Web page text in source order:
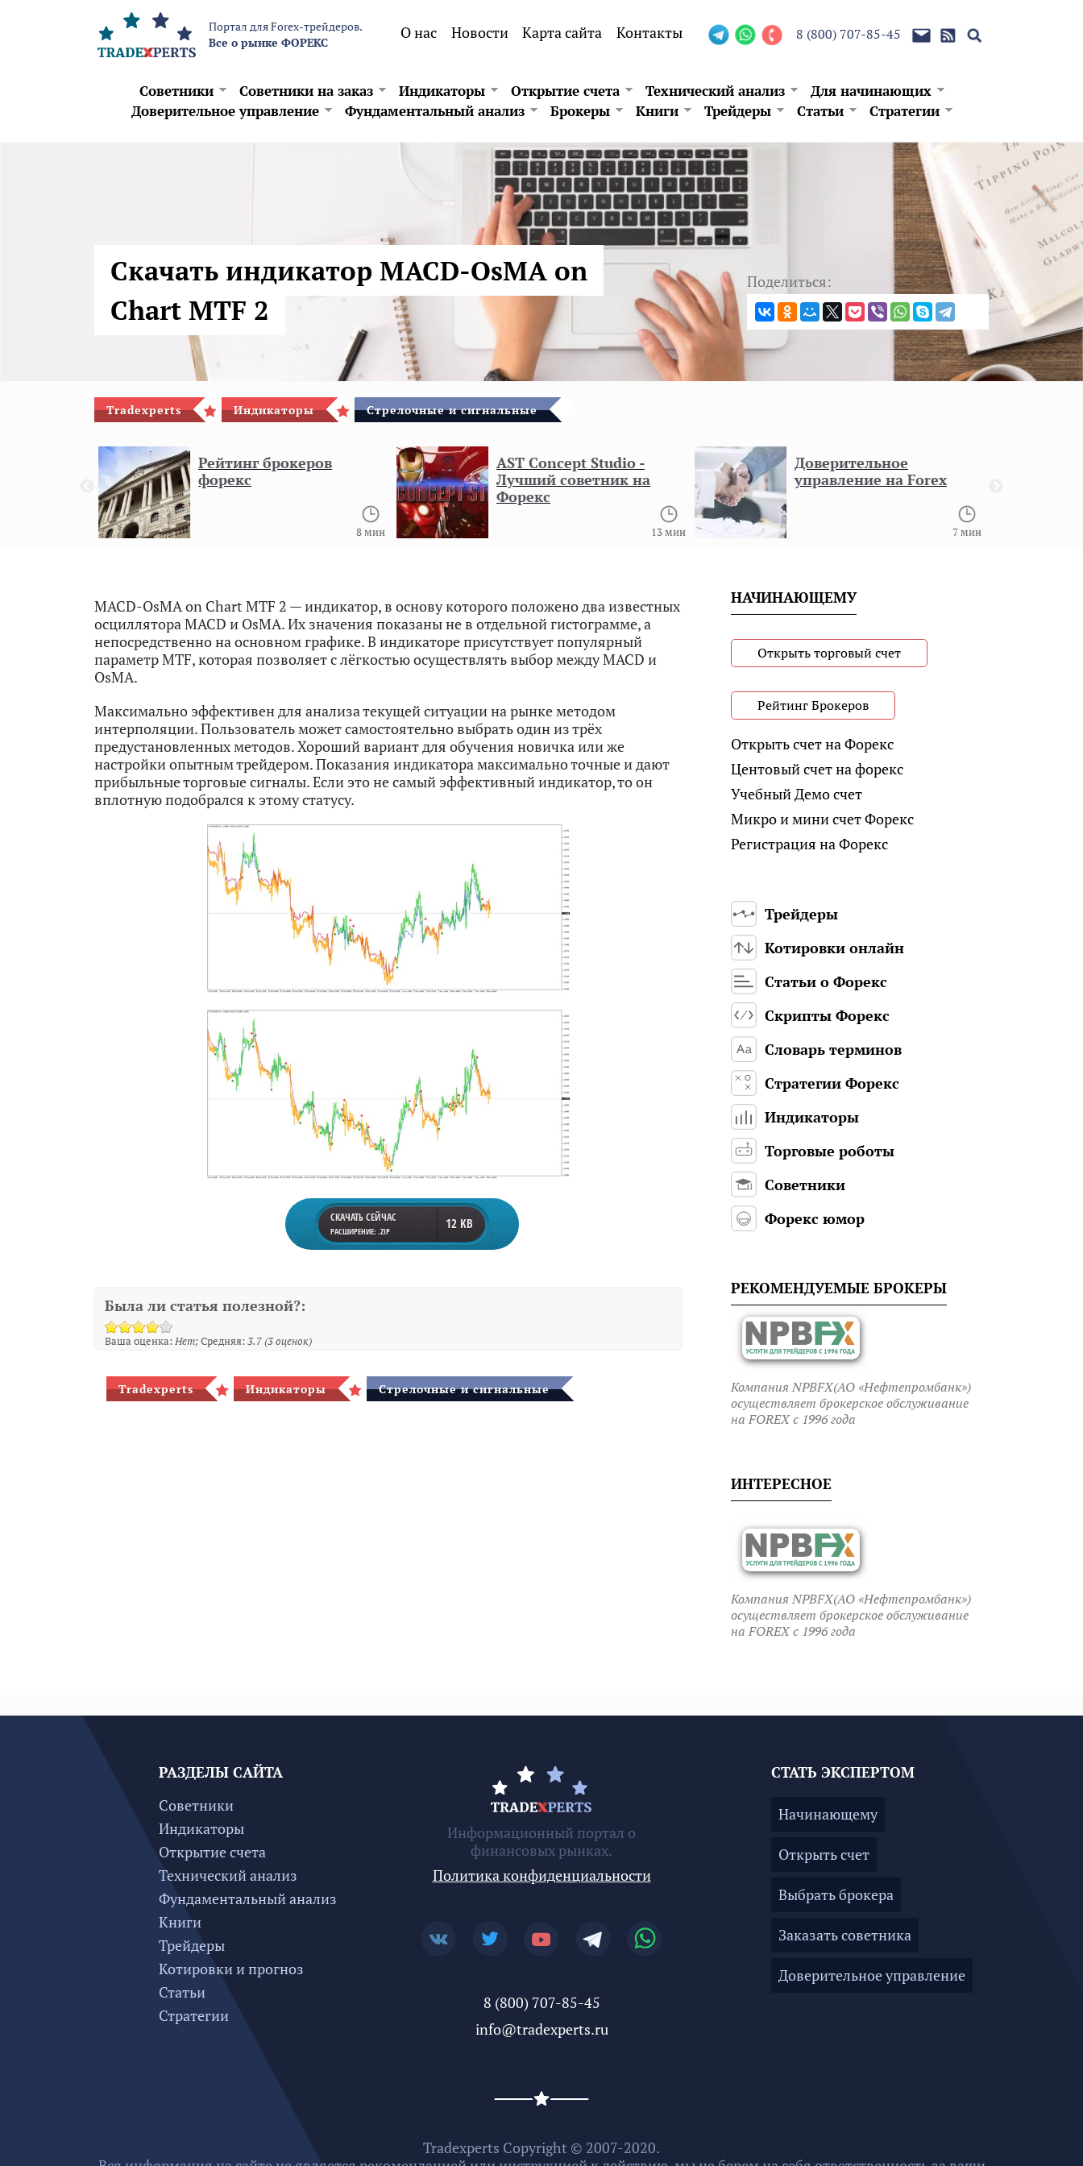
Перейти к основному содержанию
Портал для Forex-трейдеров.
Все о рынке ФОРЕКС
О нас Новости Карта сайта Контакты 8 (800) 707-85-45
Советники Советники на заказ Индикаторы Открытие счета Технический анализ
Для начинающих
Доверительное управление
Фундаментальный анализ Брокеры Книги Трейдеры Статьи Стратегии
Скачать индикатор MACD-OsMA on
Chart MTF 2
Поделиться:
Tradexperts Индикаторы Стрелочные и сигнальные
Рейтинг брокеров
форекс
8 мин
AST Concept Studio -
Лучший советник на
Форекс
13 мин
Доверительное
управление на Forex
7 мин
MACD-OsMA on Chart MTF 2 — индикатор, в основу которого положено два известных
осциллятора MACD и OsMA. Их значения показаны не в отдельной гистограмме, а
непосредственно на основном графике. В индикаторе присутствует популярный
параметр MTF, которая позволяет с лёгкостью осуществлять выбор между MACD и
OsMA.
Максимально эффективен для анализа текущей ситуации на рынке методом
интерполяции. Пользователь может самостоятельно выбрать один из трёх
предустановленных методов. Хороший вариант для обучения новичка или же
настройки опытным трейдером. Показания индикатора максимально точные и дают
прибыльные торговые сигналы. Если это не самый эффективный индикатор, то он
вплотную подобрался к этому статусу.
СКАЧАТЬ СЕЙЧАС
РАСШИРЕНИЕ: .ZIP 12 KB
Была ли статья полезной?:
Ваша оценка:Нет Средняя:3.7(3оценок)
Tradexperts Индикаторы Стрелочные и сигнальные
НАЧИНАЮЩЕМУ
Открыть торговый счет
Рейтинг Брокеров
Открыть счет на Форекс
Центовый счет на форекс
Учебный Демо счет
Микро и мини счет Форекс
Регистрация на Форекс
Трейдеры
Котировки онлайн
Статьи о Форекс
Скрипты Форекс
Словарь терминов
Стратегии Форекс
Индикаторы
Торговые роботы
Советники
Форекс юмор
РЕКОМЕНДУЕМЫЕ БРОКЕРЫ
Компания NPBFX(АО «Нефтепромбанк»)
осуществляет брокерское обслуживание
на FOREX c 1996 года
ИНТЕРЕСНОЕ
Компания NPBFX(АО «Нефтепромбанк»)
осуществляет брокерское обслуживание
на FOREX c 1996 года
РАЗДЕЛЫ САЙТА
Советники
Индикаторы
Открытие счета
Технический анализ
Фундаментальный анализ
Книги
Трейдеры
Котировки и прогноз
Статьи
Стратегии
Информационный портал о
финансовых рынках.
Политика конфиденциальности
8 (800) 707-85-45
info@tradexperts.ru
СТАТЬ ЭКСПЕРТОМ
Начинающему
Открыть счет
Выбрать брокера
Заказать советника
Доверительное управление
Tradexperts Copyright © 2007-2020.